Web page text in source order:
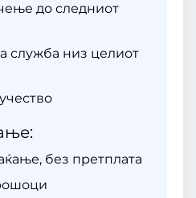
до следниот
служба низ целиот
без претплата